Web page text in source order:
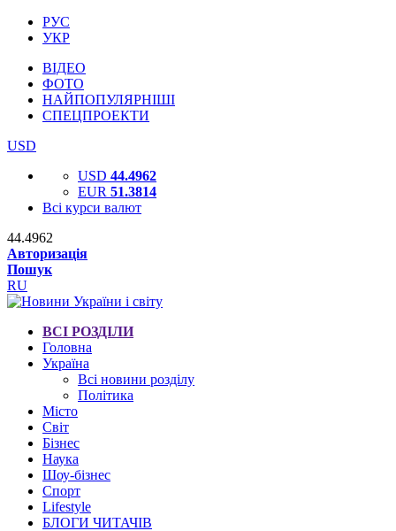
РУС
УКР
ВІДЕО
ФОТО
НАЙПОПУЛЯРНІШІ
СПЕЦПРОЕКТИ
USD
USD 44.4962
EUR 51.3814
Всі курси валют
44.4962
Авторизація
Пошук
RU
ВСІ РОЗДІЛИ
Головна
Україна
Всі новини розділу
Політика
Місто
Світ
Бізнес
Наука
Шоу-бізнес
Спорт
Lifestyle
БЛОГИ ЧИТАЧІВ